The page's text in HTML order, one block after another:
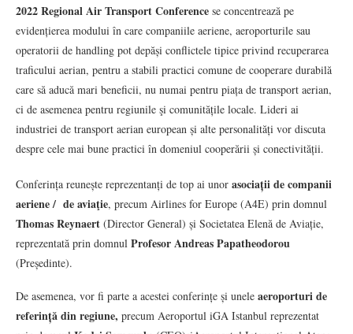
2022 Regional Air Transport Conference se concentrează pe
evidențierea modului în care companiile aeriene, aeroporturile sau
operatorii de handling pot depăși conflictele tipice privind recuperarea
traficului aerian, pentru a stabili practici comune de cooperare durabilă
care să aducă mari beneficii, nu numai pentru piața de transport aerian,
ci de asemenea pentru regiunile şi comunitățile locale. Lideri ai
industriei de transport aerian european și alte personalități vor discuta
despre cele mai bune practici în domeniul cooperării și conectivității.
Conferința reunește reprezentanți de top ai unor asociații de companii
aeriene / de aviaţie, precum Airlines for Europe (A4E) prin domnul
Thomas Reynaert (Director General) și Societatea Elenă de Aviație,
reprezentată prin domnul Profesor Andreas Papatheodorou
(Președinte).
De asemenea, vor fi parte a acestei conferințe și unele aeroporturi de
referință din regiune, precum Aeroportul iGA Istanbul reprezentat